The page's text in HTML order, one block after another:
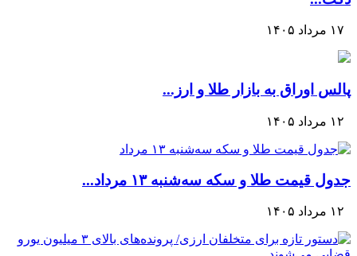
پالس اوراق به بازار طلا و ارز...
جدول قیمت طلا و سکه سه‌شنبه ۱۳ مرداد...